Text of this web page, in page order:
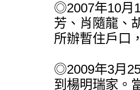
◎2007年10月
芳、肖隨龍、
所辦暫住戶口
◎2009年3月
到楊明瑞家。